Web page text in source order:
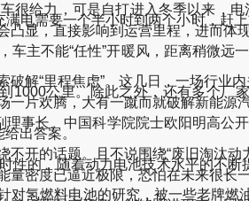
给力，可是自打进入冬季以来，电
电需要一个半小时到两个小时，
显，直接影响到运营里程，进而体
不能“任性”开暖风，距离稍微远一
“里程焦虑”。这几日，一场行业
1000公里。除此之外，还有多个
片欢腾，大有一蹴而就破解新能源
长、中国科学院院士欧阳明高公
出答案。
的话题。且不说围绕“废旧淘汰动
的，随着动力电池技术水平的不
密度已逼近极限，恐怕在未来很
燃料电池的研究，被一些老牌燃